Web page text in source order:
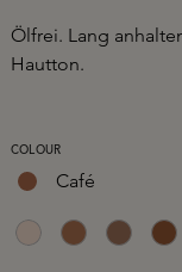
Ölfrei. Lang
Hautton.
COLOURAUSWÄHLEN
Café